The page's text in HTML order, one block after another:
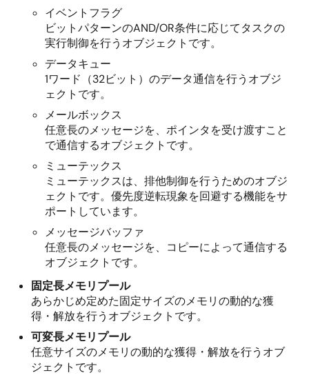
イベントフラグ
ビットパターンのAND/OR条件に応じてタスクの
実行制御を行うオブジェクトです。
データキュー
1ワード（32ビット）のデータ通信を行うオブジ
ェクトです。
メールボックス
任意長のメッセージを、ポインタを受け渡すこと
で通信するオブジェクトです。
ミューテックス
ミューテックスは、排他制御を行うためのオブジ
ェクトです。優先度逆転現象を回避する機能をサ
ポートしています。
メッセージバッファ
任意長のメッセージを、コピーによって通信する
オブジェクトです。
固定長メモリプール
あらかじめ定めた固定サイズのメモリの動的な獲
得・解放を行うオブジェクトです。
可変長メモリプール
任意サイズのメモリの動的な獲得・解放を行うオブ
ジェクトです。